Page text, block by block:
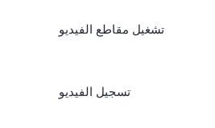
تشغيل مقاطع الفيديو
تسجيل الفيديو